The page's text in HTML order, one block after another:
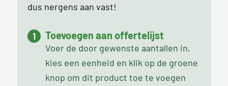
dus nergens aan vast!
Toevoegen aan offertelijst
Voer de door gewenste aantallen in,
kies een eenheid en klik op de groene
knop om dit product toe te voegen